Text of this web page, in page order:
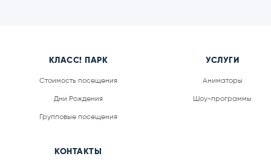
КЛАСС! ПАРК
Стоимость посещения
Дни Рождения
Групповые посещения
УСЛУГИ
Аниматоры
Шоу-программы
КОНТАКТЫ